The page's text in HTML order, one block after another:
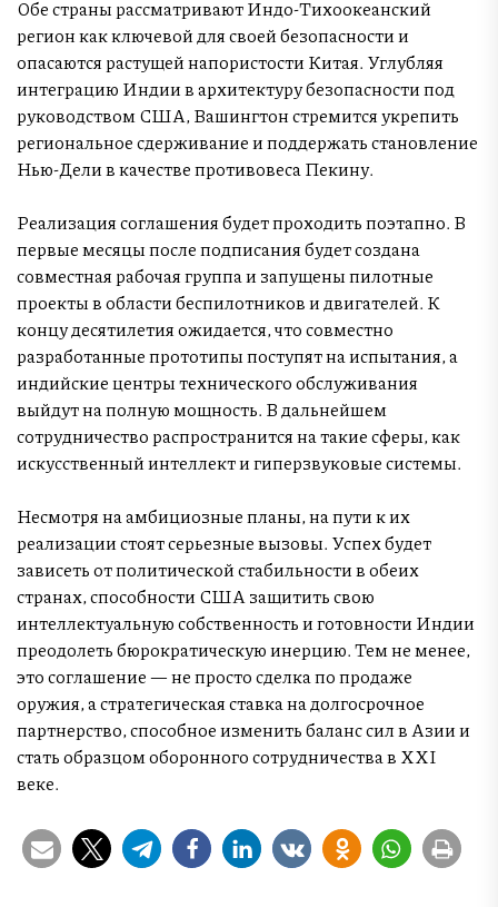
Обе страны рассматривают Индо-Тихоокеанский
регион как ключевой для своей безопасности и
опасаются растущей напористости Китая. Углубляя
интеграцию Индии в архитектуру безопасности под
руководством США, Вашингтон стремится укрепить
региональное сдерживание и поддержать становление
Нью-Дели в качестве противовеса Пекину.
Реализация соглашения будет проходить поэтапно. В
первые месяцы после подписания будет создана
совместная рабочая группа и запущены пилотные
проекты в области беспилотников и двигателей. К
концу десятилетия ожидается, что совместно
разработанные прототипы поступят на испытания, а
индийские центры технического обслуживания
выйдут на полную мощность. В дальнейшем
сотрудничество распространится на такие сферы, как
искусственный интеллект и гиперзвуковые системы.
Несмотря на амбициозные планы, на пути к их
реализации стоят серьезные вызовы. Успех будет
зависеть от политической стабильности в обеих
странах, способности США защитить свою
интеллектуальную собственность и готовности Индии
преодолеть бюрократическую инерцию. Тем не менее,
это соглашение — не просто сделка по продаже
оружия, а стратегическая ставка на долгосрочное
партнерство, способное изменить баланс сил в Азии и
стать образцом оборонного сотрудничества в XXI
веке.